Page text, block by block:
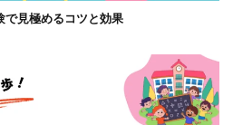
で見極めるコツと効果